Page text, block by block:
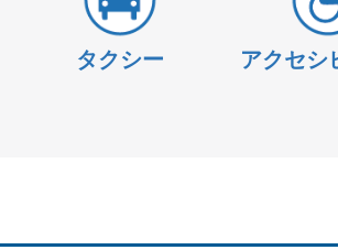
タクシー アクセシ